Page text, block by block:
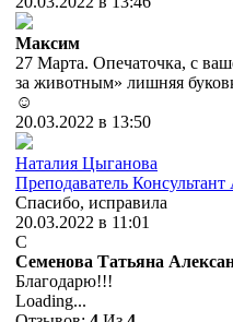
Максим
27 Марта. Опечаточка, с
за животным» лишняя
☺️
20.03.2022 в 13:50
Наталия Цыганова
Преподаватель Консультант
Спасибо, исправила
20.03.2022 в 11:01
С
Семенова Татьяна
Благодарю!!!
Loading...